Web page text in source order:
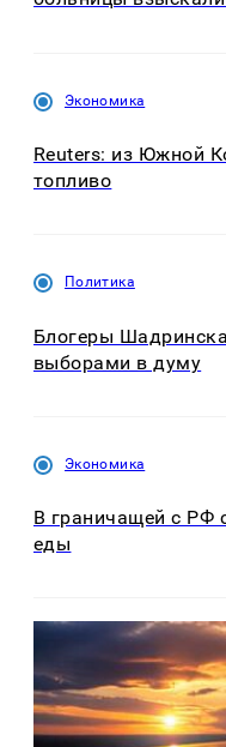
Экономика
Reuters: из Южной
топливо
Политика
Блогеры
выборами в думу
Экономика
В граничащей с РФ
еды